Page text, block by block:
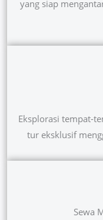
yang siap
Eksplorasi tempat-
tur eksklusif
Sewa